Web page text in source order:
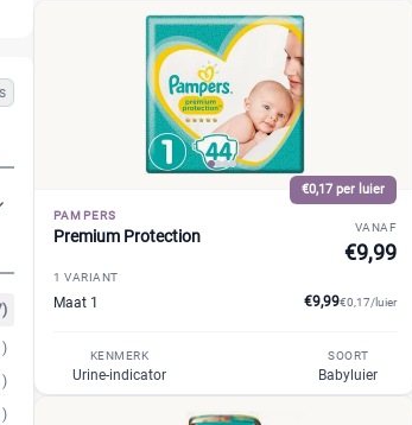
€0,17 per luier
PAMPERS
Premium Protection VANAF
€9,99
1 VARIANT
Maat 1 €9,99€0,17/luier
KENMERK
Urine-indicator
SOORT
Babyluier